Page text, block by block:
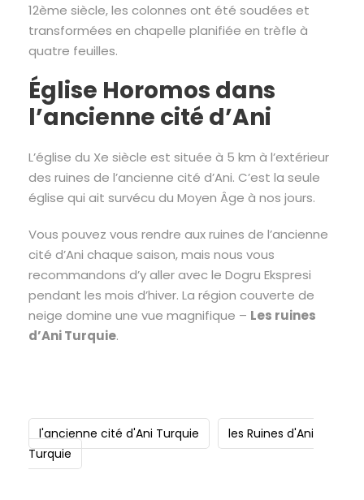
12ème siècle, les colonnes ont été soudées et
transformées en chapelle planifiée en trèfle à
quatre feuilles.
Église Horomos dans
l’ancienne cité d’Ani
L’église du Xe siècle est située à 5 km à l’extérieur
des ruines de l’ancienne cité d’Ani. C’est la seule
église qui ait survécu du Moyen Âge à nos jours.
Vous pouvez vous rendre aux ruines de l’ancienne
cité d’Ani chaque saison, mais nous vous
recommandons d’y aller avec le Dogru Ekspresi
pendant les mois d’hiver. La région couverte de
neige domine une vue magnifique – Les ruines
d’Ani Turquie.
l'ancienne cité d'Ani Turquie
les Ruines d'Ani
Turquie